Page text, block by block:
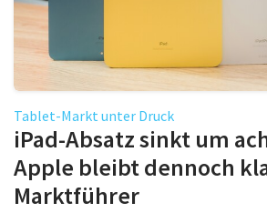
Tablet-Markt unter Druck
iPad-Absatz sinkt um
Apple bleibt dennoch
Marktführer